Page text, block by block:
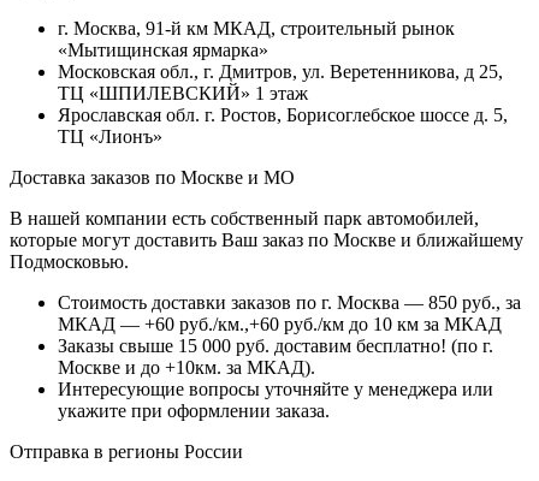
г. Москва, 91-й км МКАД, строительный рынок
«Мытищинская ярмарка»
Московская обл., г. Дмитров, ул. Веретенникова, д 25,
ТЦ «ШПИЛЕВСКИЙ» 1 этаж
Ярославская обл. г. Ростов, Борисоглебское шоссе д. 5,
ТЦ «Лионъ»
Доставка заказов по Москве и МО
В нашей компании есть собственный парк автомобилей,
которые могут доставить Ваш заказ по Москве и ближайшему
Подмосковью.
Стоимость доставки заказов по г. Москва — 850 руб., за
МКАД — +60 руб./км.,+60 руб./км до 10 км за МКАД
Заказы свыше 15 000 руб. доставим бесплатно! (по г.
Москве и до +10км. за МКАД).
Интересующие вопросы уточняйте у менеджера или
укажите при оформлении заказа.
Отправка в регионы России